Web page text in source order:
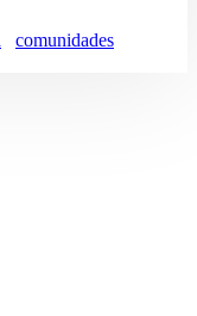
comunidades